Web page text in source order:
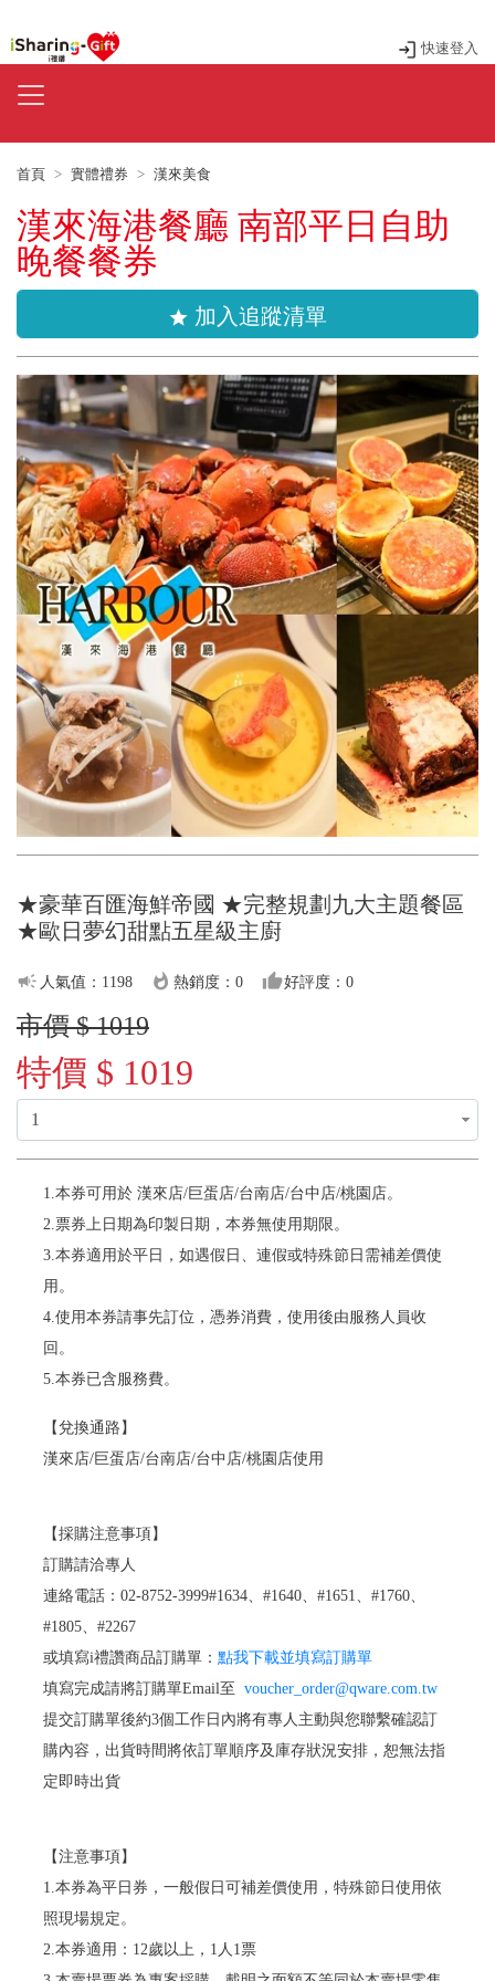
快速登入
首頁 實體禮券 漢來美食
漢來海港餐廳 南部平日自助
晚餐餐券
star 加入追蹤清單
★豪華百匯海鮮帝國 ★完整規劃九大主題餐區
★歐日夢幻甜點五星級主廚
campaign 人氣值：1198 whatshot 熱銷度：0 thumb_up好評度：0
市價 $ 1019
特價 $ 1019
1.本券可用於 漢來店/巨蛋店/台南店/台中店/桃園店。
2.票券上日期為印製日期，本券無使用期限。
3.本券適用於平日，如遇假日、連假或特殊節日需補差價使
用。
4.使用本券請事先訂位，憑券消費，使用後由服務人員收
回。
5.本券已含服務費。
【兌換通路】
漢來店/巨蛋店/台南店/台中店/桃園店使用
【採購注意事項】
訂購請洽專人
連絡電話：02-8752-3999#1634、#1640、#1651、#1760、
#1805、#2267
或填寫i禮讚商品訂購單： 點我下載並填寫訂購單
填寫完成請將訂購單Email至 voucher_order@qware.com.tw
提交訂購單後約3個工作日內將有專人主動與您聯繫確認訂
購內容，出貨時間將依訂單順序及庫存狀況安排，恕無法指
定即時出貨
【注意事項】
1.本券為平日券，一般假日可補差價使用，特殊節日使用依
照現場規定。
2.本券適用：12歲以上，1人1票